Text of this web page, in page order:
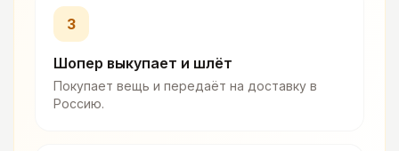
3
Шопер выкупает и шлёт
Покупает вещь и передаёт на доставку в
Россию.